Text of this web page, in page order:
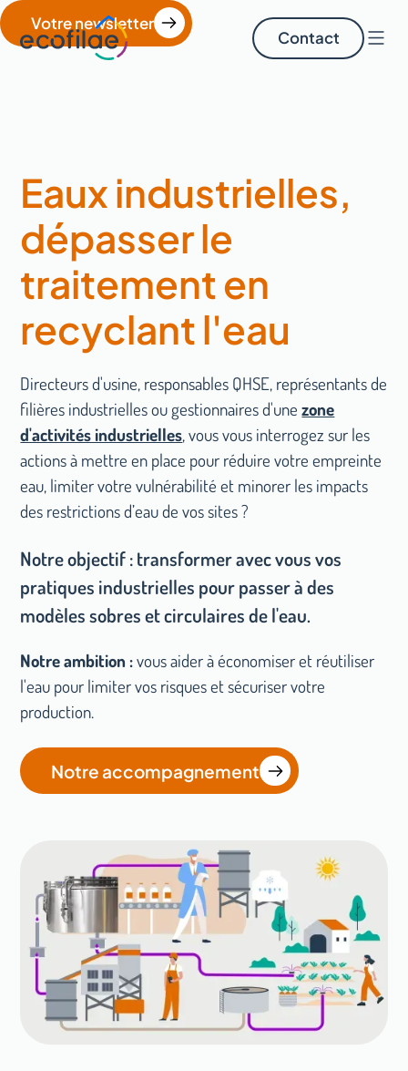
Contact
Votre newsletter
Eaux industrielles,
dépasser le
traitement en
recyclant l'eau
Directeurs d'usine, responsables QHSE, représentants de
filières industrielles ou gestionnaires d'une zone
d'activités industrielles, vous vous interrogez sur les
actions à mettre en place pour réduire votre empreinte
eau, limiter votre vulnérabilité et minorer les impacts
des restrictions d’eau de vos sites ?
Notre objectif : transformer avec vous vos
pratiques industrielles pour passer à des
modèles sobres et circulaires de l'eau.
Notre ambition :vous aider à économiser et réutiliser
l'eau pour limiter vos risques et sécuriser votre
production.
Notre accompagnement